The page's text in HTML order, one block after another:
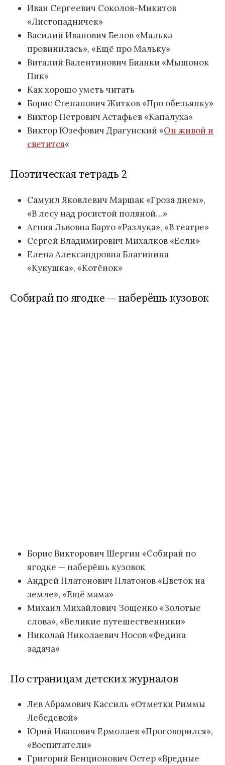
Иван Сергеевич Соколов-Микитов
«Листопадничек»
Василий Иванович Белов «Малька
провинилась», «Ещё про Мальку»
Виталий Валентинович Бианки «Мышонок
Пик»
Как хорошо уметь читать
Борис Степанович Житков «Про обезьянку»
Виктор Петрович Астафьев «Капалуха»
Виктор Юзефович Драгунский «Он живой и
светится«
Поэтическая тетрадь 2
Самуил Яковлевич Маршак «Гроза днем»,
«В лесу над росистой поляной…»
Агния Львовна Барто «Разлука», «В театре»
Сергей Владимирович Михалков «Если»
Елена Александровна Благинина
«Кукушка», «Котёнок»
Собирай по ягодке — наберёшь кузовок
Борис Викторович Шергин «Собирай по
ягодке — наберёшь кузовок
Андрей Платонович Платонов «Цветок на
земле», «Ещё мама»
Михаил Михайлович Зощенко «Золотые
слова», «Великие путешественники»
Николай Николаевич Носов «Федина
задача»
По страницам детских журналов
Лев Абрамович Кассиль «Отметки Риммы
Лебедевой»
Юрий Иванович Ермолаев «Проговорился»,
«Воспитатели»
Григорий Бенционович Остер «Вредные